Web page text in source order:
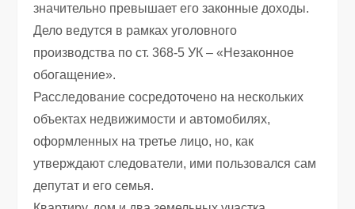
значительно превышает его законные доходы.
Дело ведутся в рамках уголовного
производства по ст. 368-5 УК – «Незаконное
обогащение».
Расследование сосредоточено на нескольких
объектах недвижимости и автомобилях,
оформленных на третье лицо, но, как
утверждают следователи, ими пользовался сам
депутат и его семья.